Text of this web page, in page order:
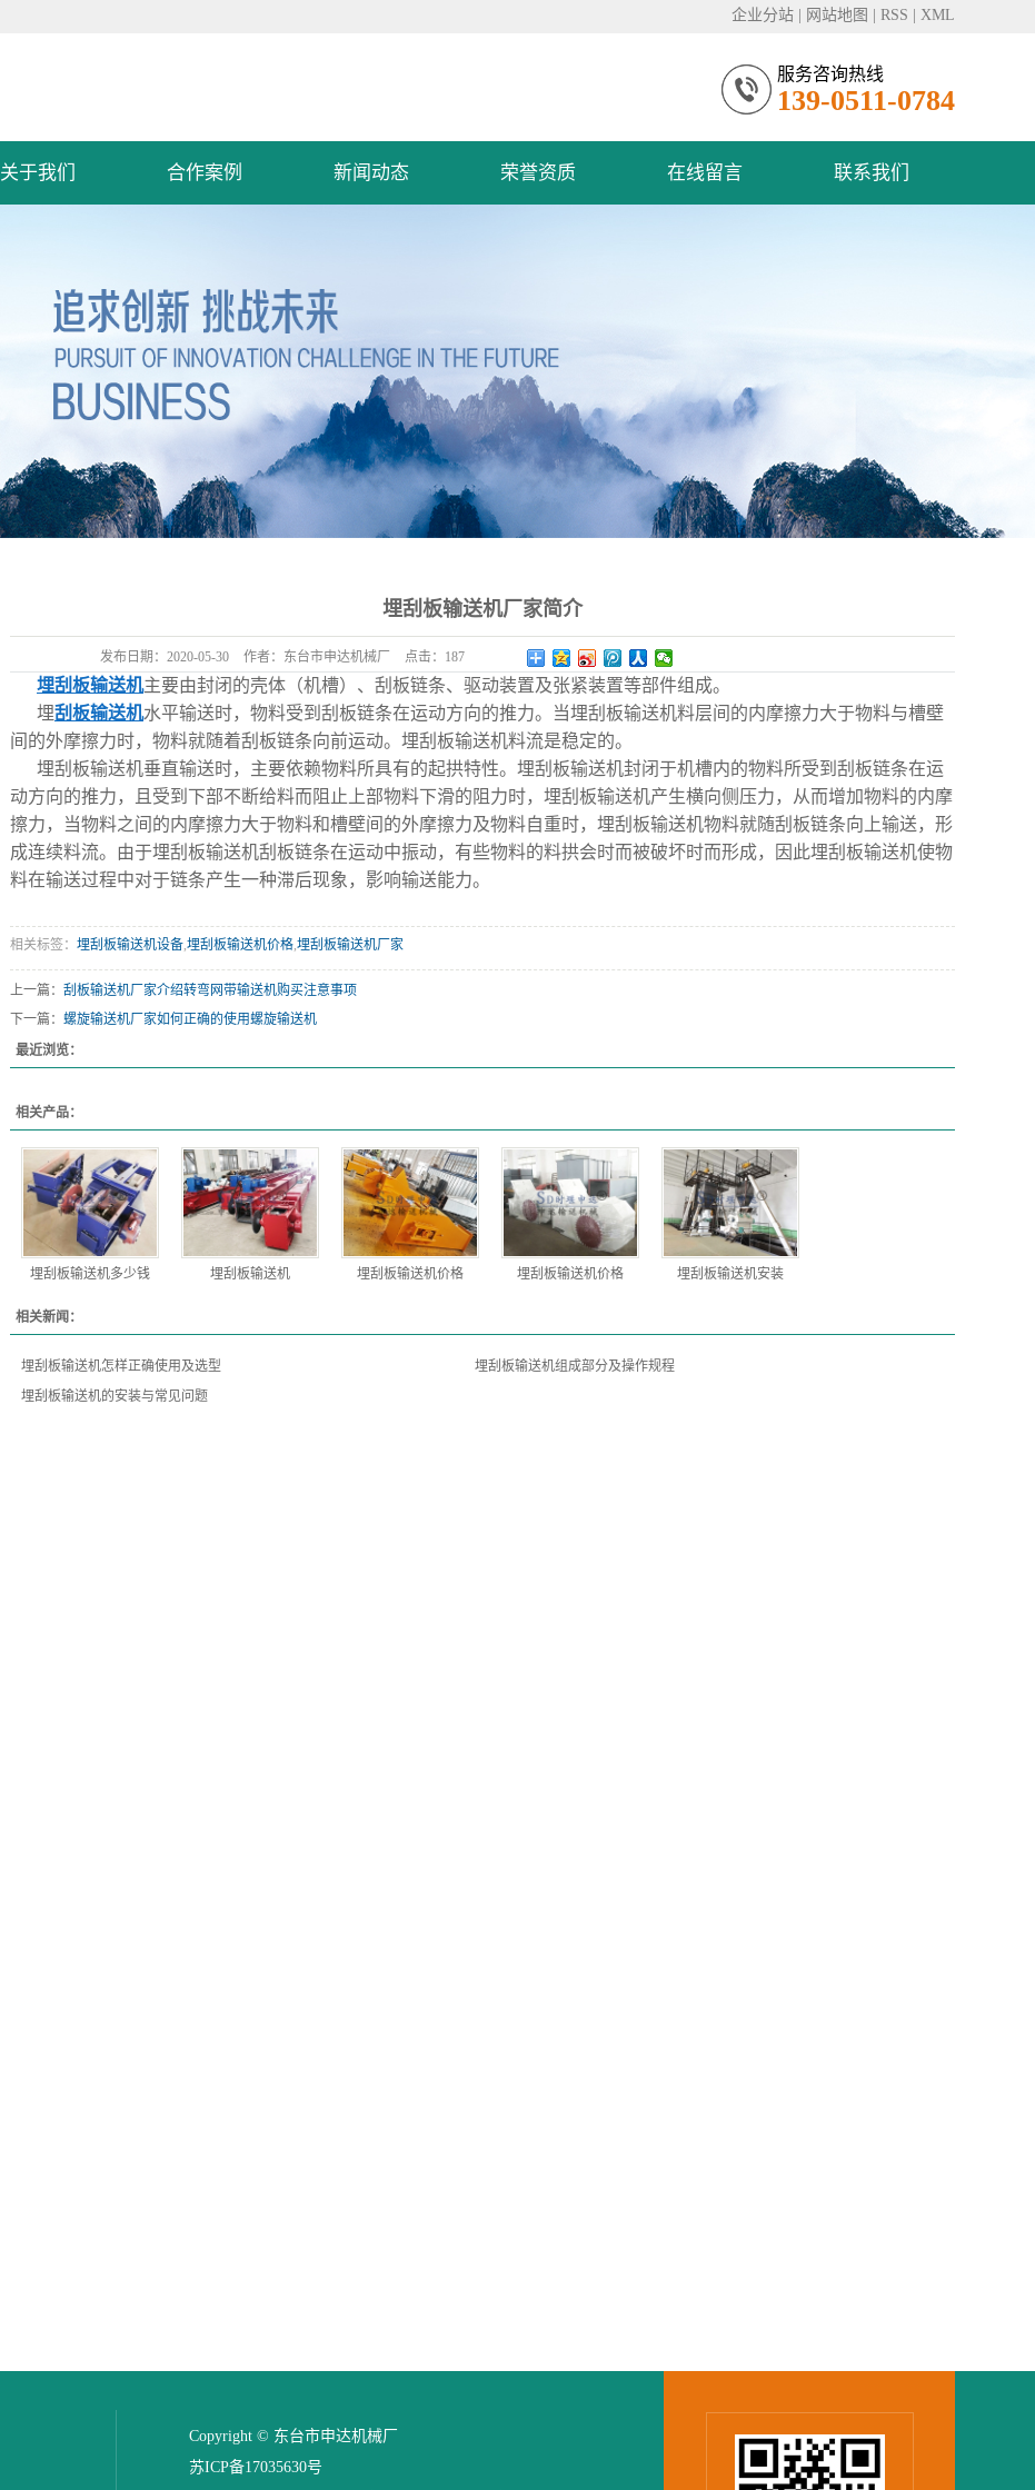
企业分站 网站地图 RSS XML
服务咨询热线
139-0511-0784
关于我们
售后服务
办公环境
厂容厂貌
合作案例 新闻动态 荣誉资质 在线留言 联系我们
埋刮板输送机厂家简介
发布日期： 2020-05-30 作者： 东台市申达机械厂 点击： 187
埋刮板输送机主要由封闭的壳体（机槽）、刮板链条、驱动装置及张紧装置等部件组成。
埋刮板输送机水平输送时，物料受到刮板链条在运动方向的推力。当埋刮板输送机料层间的内摩擦力大于物料与槽壁
间的外摩擦力时，物料就随着刮板链条向前运动。埋刮板输送机料流是稳定的。
埋刮板输送机垂直输送时，主要依赖物料所具有的起拱特性。埋刮板输送机封闭于机槽内的物料所受到刮板链条在运
动方向的推力，且受到下部不断给料而阻止上部物料下滑的阻力时，埋刮板输送机产生横向侧压力，从而增加物料的内摩
擦力，当物料之间的内摩擦力大于物料和槽壁间的外摩擦力及物料自重时，埋刮板输送机物料就随刮板链条向上输送，形
成连续料流。由于埋刮板输送机刮板链条在运动中振动，有些物料的料拱会时而被破坏时而形成，因此埋刮板输送机使物
料在输送过程中对于链条产生一种滞后现象，影响输送能力。
相关标签： 埋刮板输送机设备,埋刮板输送机价格,埋刮板输送机厂家
上一篇： 刮板输送机厂家介绍转弯网带输送机购买注意事项
下一篇： 螺旋输送机厂家如何正确的使用螺旋输送机
最近浏览：
相关产品：
埋刮板输送机多少钱 埋刮板输送机 埋刮板输送机价格 埋刮板输送机价格 埋刮板输送机安装
相关新闻：
埋刮板输送机怎样正确使用及选型
埋刮板输送机组成部分及操作规程
埋刮板输送机的安装与常见问题
Copyright © 东台市申达机械厂
苏ICP备17035630号